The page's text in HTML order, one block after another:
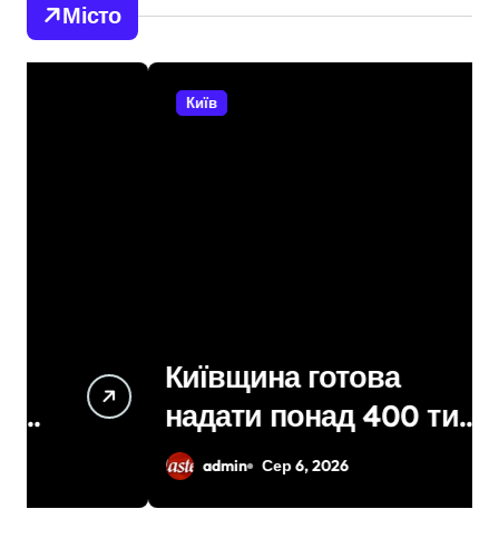
Місто
Київщина готова
надати понад 400 тис.
грн компенсацій:
фінансова підтримка
Сер 6, 2026